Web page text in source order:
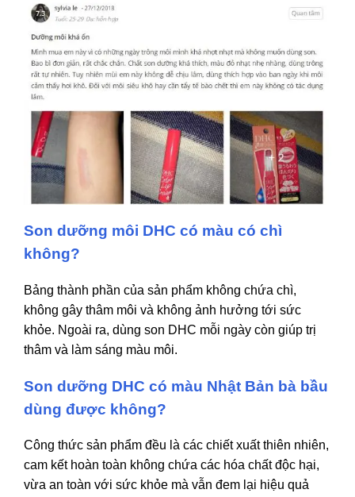
Son dưỡng môi DHC có màu có chì
không?
Bảng thành phần của sản phẩm không chứa chì,
không gây thâm môi và không ảnh hưởng tới sức
khỏe. Ngoài ra, dùng son DHC mỗi ngày còn giúp trị
thâm và làm sáng màu môi.
Son dưỡng DHC có màu Nhật Bản bà bầu
dùng được không?
Công thức sản phẩm đều là các chiết xuất thiên nhiên,
cam kết hoàn toàn không chứa các hóa chất độc hại,
vừa an toàn với sức khỏe mà vẫn đem lại hiệu quả